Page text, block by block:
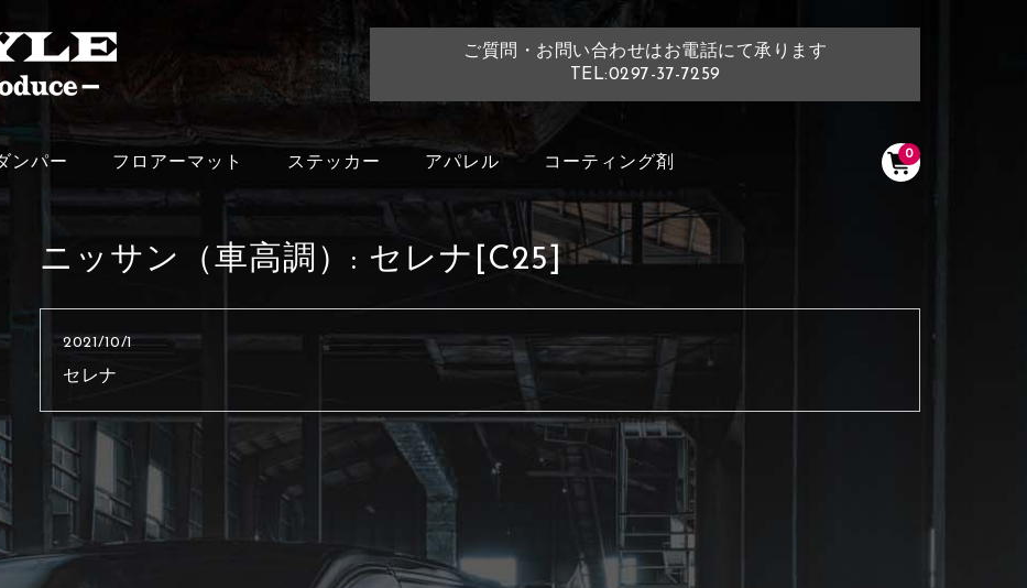
ご質問・お問い合わせはお電話にて承ります
TEL:0297-37-7259
0
ンパー フロアーマット ステッカー アパレル コーティング剤
ニッサン（車高調）: セレナ[C25]
2021/10/1
セレナ